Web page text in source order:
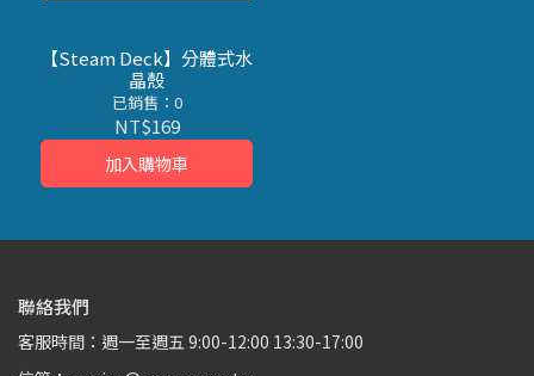
【Steam Deck】分體式水
晶殼
已銷售：0
NT$169
加入購物車
聯絡我們
客服時間：週一至週五 9:00-12:00 13:30-17:00